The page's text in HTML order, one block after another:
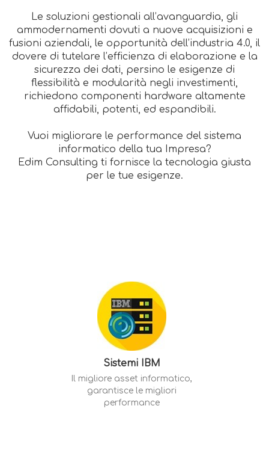
Le soluzioni gestionali all’avanguardia, gli
ammodernamenti dovuti a nuove acquisizioni e
fusioni aziendali, le opportunità dell’industria 4.0, il
dovere di tutelare l’efficienza di elaborazione e la
sicurezza dei dati, persino le esigenze di
flessibilità e modularità negli investimenti,
richiedono componenti hardware altamente
affidabili, potenti, ed espandibili.
Vuoi migliorare le performance del sistema
informatico della tua Impresa?
Edim Consulting ti fornisce la tecnologia giusta
per le tue esigenze.
Sistemi IBM
Il migliore asset informatico,
garantisce le migliori
performance